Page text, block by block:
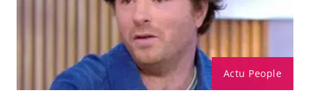
Actu People